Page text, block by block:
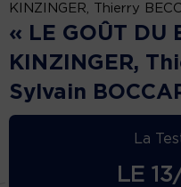
KINZINGER, Thierry
« LE GOÛT DU
KINZINGER,
Sylvain
La
LE